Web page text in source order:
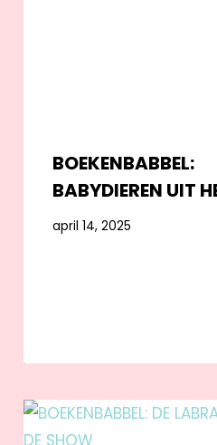
BOEKENBABBEL:
BABYDIEREN UIT
april 14, 2025